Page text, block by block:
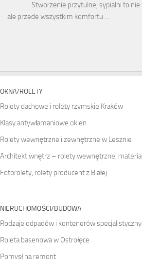
Stworzenie przytulnej sypialni to
ale przede wszystkim komfortu …
OKNA/ROLETY
Rolety dachowe i rolety rzymskie Kraków
Klasy antywłamaniowe okien
Rolety wewnętrzne i zewnętrzne w Lesznie
Architekt wnętrz – rolety wewnętrzne,
Fotorolety, rolety producent z Białej
NIERUCHOMOŚCI/BUDOWA
Rodzaje odpadów i kontenerów
Roleta basenowa w Ostrołęce
Pomysł na remont